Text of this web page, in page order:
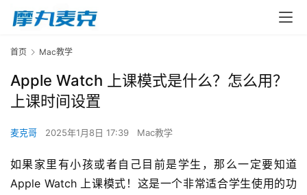
首页 Mac教学
Apple Watch 上课模式是什么？怎么用？
上课时间设置
麦克哥 2025年1月8日 17:39 Mac教学
如果家里有小孩或者自己目前是学生，那么一定要知道
Apple Watch 上课模式！这是一个非常适合学生使用的功